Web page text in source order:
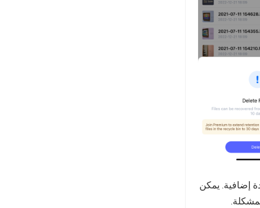
إضافية. يمكن